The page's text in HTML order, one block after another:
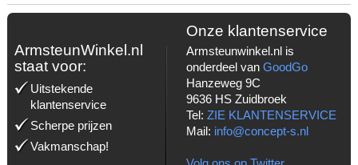
ArmsteunWinkel.nl
staat voor:
Uitstekende
klantenservice
Scherpe prijzen
Vakmanschap!
Onze klantenservice
Armsteunwinkel.nl is
onderdeel van GoodGo
Hanzeweg 9C
9636 HS Zuidbroek
Tel: ZIE KLANTENSERVICE
Mail: info@concept-s.nl